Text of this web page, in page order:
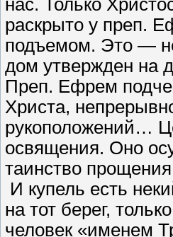
нас. Только
раскрыто у преп.
подъемом. Это —
дом утвержден на
Преп. Ефрем
Христа,
рукоположений…
освящения. Оно
таинство
И купель есть
на тот берег,
человек «именем